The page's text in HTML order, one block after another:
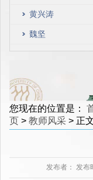
黄兴涛
魏坚
您现在的位置是：
页 > 教师风采 > 正
发布者： 发布